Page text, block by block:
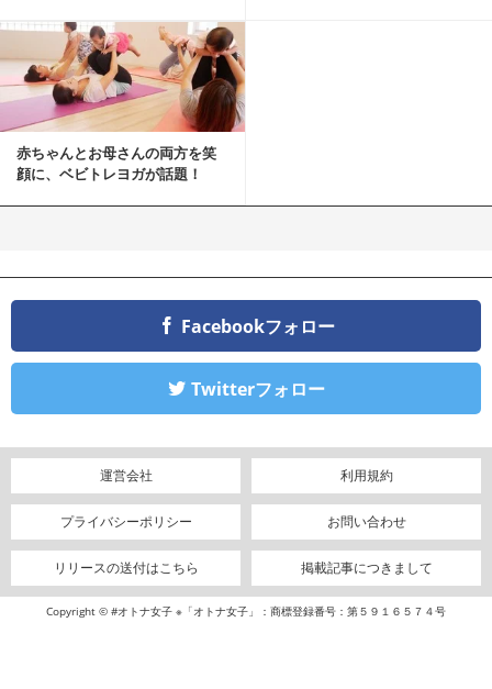
赤ちゃんとお母さんの両方を笑
顔に、ベビトレヨガが話題！
Facebookフォロー
Twitterフォロー
運営会社 利用規約
プライバシーポリシー お問い合わせ
リリースの送付はこちら 掲載記事につきまして
Copyright © #オトナ女子 ※「オトナ女子」：商標登録番号：第５９１６５７４号